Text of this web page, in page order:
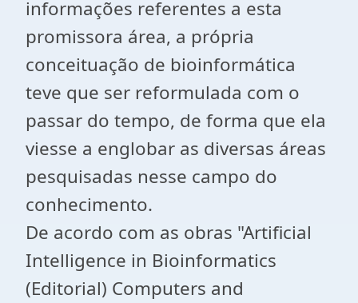
informações referentes a esta
promissora área, a própria
conceituação de bioinformática
teve que ser reformulada com o
passar do tempo, de forma que ela
viesse a englobar as diversas áreas
pesquisadas nesse campo do
conhecimento.
De acordo com as obras "Artificial
Intelligence in Bioinformatics
(Editorial) Computers and